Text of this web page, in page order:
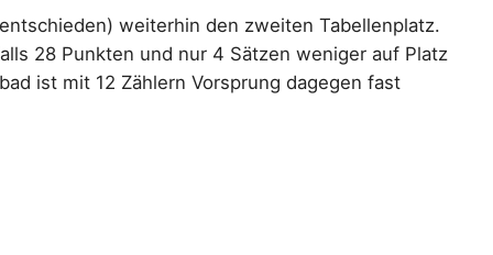
weiterhin den zweiten Tabellenplatz.
28 Punkten und nur 4 Sätzen weniger auf Platz
ist mit 12 Zählern Vorsprung dagegen fast